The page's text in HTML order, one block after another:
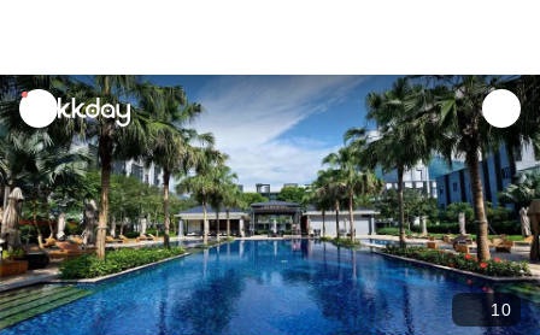
unread
notifications
10